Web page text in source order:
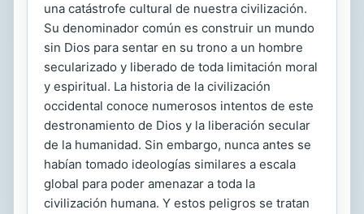
una catástrofe cultural de nuestra civilización.
Su denominador común es construir un mundo
sin Dios para sentar en su trono a un hombre
secularizado y liberado de toda limitación moral
y espiritual. La historia de la civilización
occidental conoce numerosos intentos de este
destronamiento de Dios y la liberación secular
de la humanidad. Sin embargo, nunca antes se
habían tomado ideologías similares a escala
global para poder amenazar a toda la
civilización humana. Y estos peligros se tratan